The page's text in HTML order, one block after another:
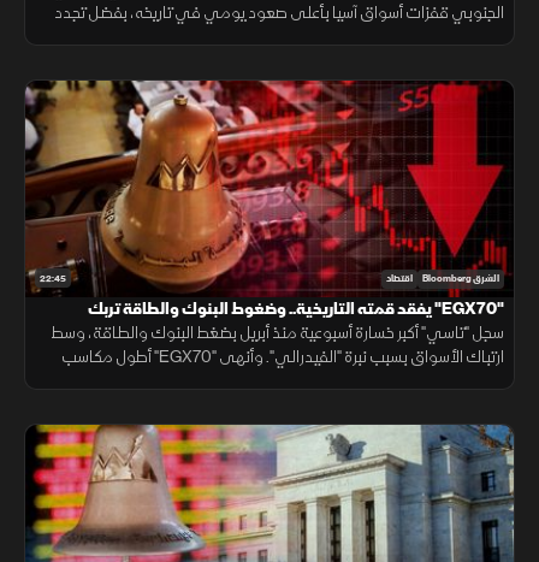
الجنوبي قفزات أسواق آسيا بأعلى صعود يومي في تاريخه، بفضل تجدد
22:45 الشرق Bloomberg اقتصاد
"EGX70" يفقد قمته التاريخية.. وضغوط البنوك والطاقة تربك
"تاسي"
سجل "تاسي" أكبر خسارة أسبوعية منذ أبريل بضغط البنوك والطاقة، وسط
ارتباك الأسواق بسبب نبرة "الفيدرالي". وأنهى "EGX70" أطول مكاسب